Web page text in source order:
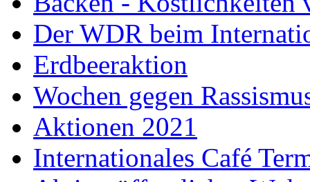
Der WDR beim
Erdbeeraktion
Wochen gegen
Aktionen 2021
Internationales Café